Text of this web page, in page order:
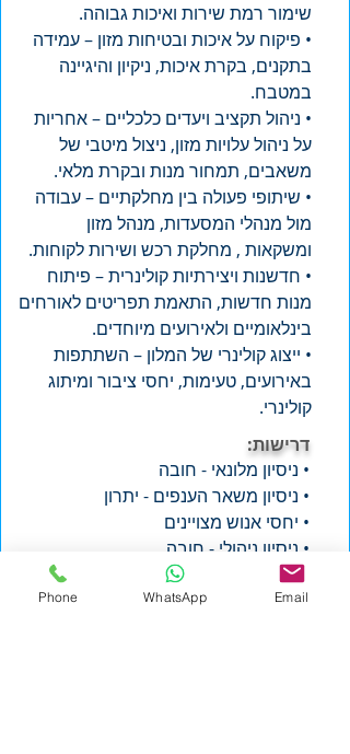
דרישות:
• ניסיון מלונאי - חובה
• ניסיון משאר הענפים - יתרון
• יחסי אנוש מצויינים
• ניסיון ניהולי - חובה
שימור רמת שירות ואיכות גבוהה.
• פיקוח על איכות ובטיחות מזון – עמידה
בתקנים, בקרת איכות, ניקיון והיגיינה
במטבח.
• ניהול תקציב ויעדים כלכליים – אחריות
על ניהול עלויות מזון, ניצול מיטבי של
משאבים, תמחור מנות ובקרת מלאי.
• שיתופי פעולה בין מחלקתיים – עבודה
מול מנהלי המסעדות, מנהל מזון
ומשקאות , מחלקת רכש ושירות לקוחות.
• חדשנות ויצירתיות קולינרית – פיתוח
מנות חדשות, התאמת תפריטים לאורחים
בינלאומיים ולאירועים מיוחדים.
• ייצוג קולינרי של המלון – השתתפות
באירועים, טעימות, יחסי ציבור ומיתוג
קולינרי.
קורות חיים בפורמט Word (רצוי בצירוף תמונה)
Phone WhatsApp Email